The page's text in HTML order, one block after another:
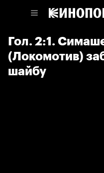
Гол. 2:1.
(Локомотив)
шайбу